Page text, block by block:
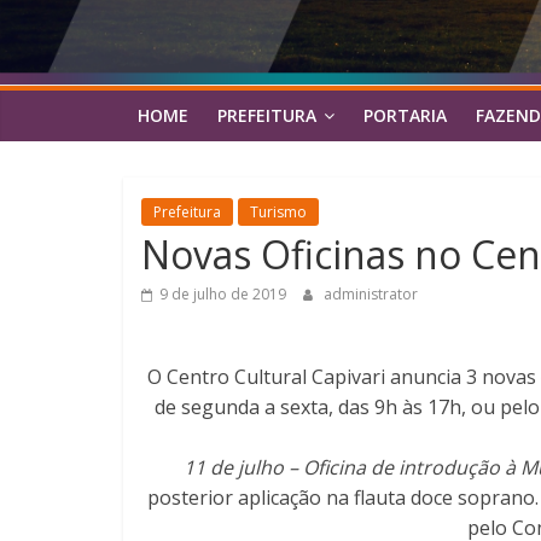
HOME PREFEITURA PORTARIA
Prefeitura Turismo
Novas Oficinas no
9 de julho de 2019 administrator
O Centro Cultural Capivari anuncia 3
de segunda a sexta, das 9h às 17h, ou
11 de julho – Oficina de introdução à
posterior aplicação na flauta doce
pelo